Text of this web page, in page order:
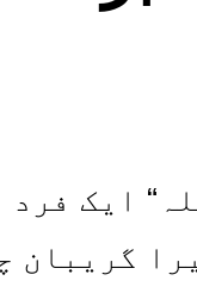
ایک
گریبان